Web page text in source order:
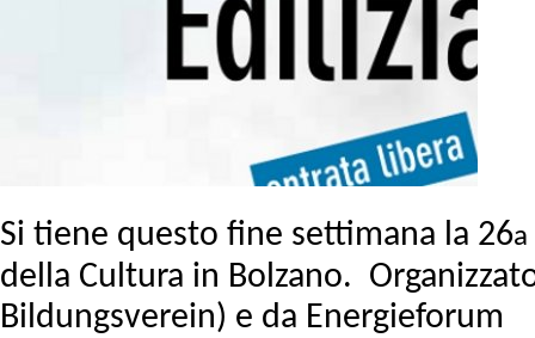
Si tiene questo fine settimana la 26a
della Cultura in Bolzano.
Bildungsverein) e da Energieforum